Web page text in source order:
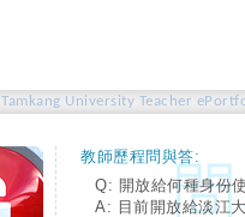
Tamkang University Teacher
教師歷程問與答:
Q: 開放給何種身份
A: 目前開放給淡江